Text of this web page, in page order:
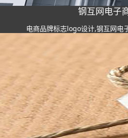
钢互网电子
电商品牌标志logo设计,钢互网电